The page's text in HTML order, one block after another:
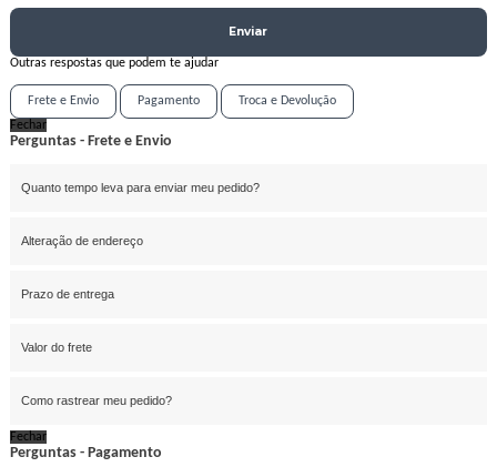
Enviar
Outras respostas que podem te ajudar
Frete e Envio Pagamento
Troca e Devolução
Fechar
Perguntas - Frete e Envio
Quanto tempo leva para enviar meu pedido?
Alteração de endereço
Prazo de entrega
Valor do frete
Como rastrear meu pedido?
Fechar
Perguntas - Pagamento